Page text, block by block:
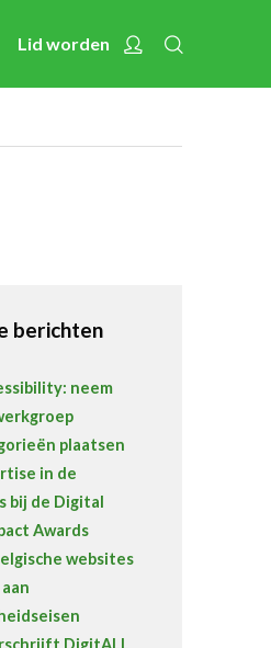
Lid worden Account
berichten
neem
plaatsen
in de
bij de Digital
Awards
websites
FeWeb
worden Zoeken